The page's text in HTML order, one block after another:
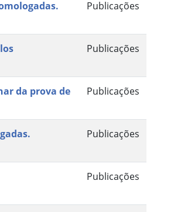
Publicações
Publicações
da prova de
Publicações
Publicações
Publicações